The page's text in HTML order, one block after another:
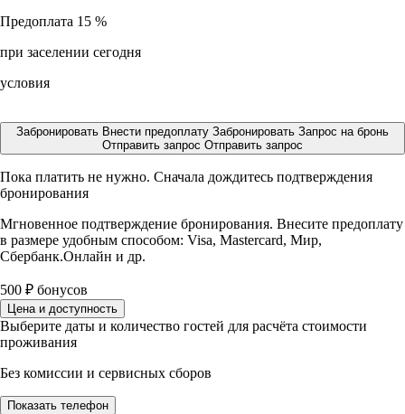
Предоплата 15 %
при заселении сегодня
условия
Забронировать Внести предоплату Забронировать Запрос на бронь
Отправить запрос Отправить запрос
Пока платить не нужно. Сначала дождитесь подтверждения
бронирования
Мгновенное подтверждение бронирования. Внесите предоплату
в размере удобным способом: Visa, Mastercard, Мир,
Сбербанк.Онлайн и др.
500 ₽ бонусов
Цена и доступность
Выберите даты и количество гостей для расчёта стоимости
проживания
Без комиссии и сервисных сборов
Показать телефон